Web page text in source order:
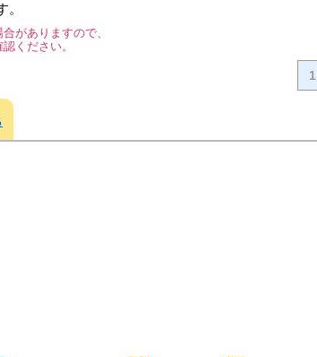
がありますので、
ください。
1